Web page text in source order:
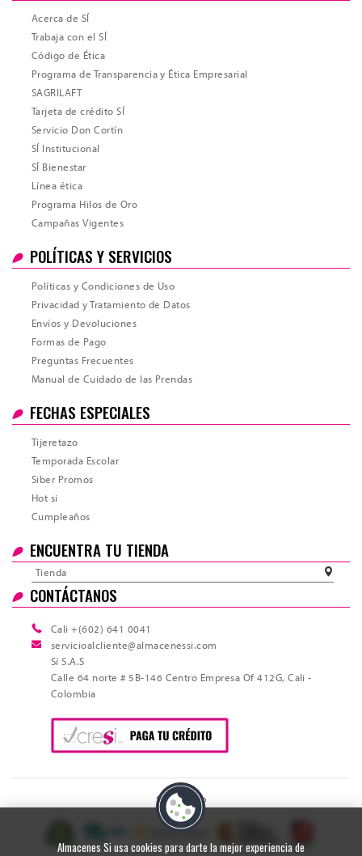
Acerca de SÍ
Trabaja con el SÍ
Código de Ética
Programa de Transparencia y Ética Empresarial
SAGRILAFT
Tarjeta de crédito SÍ
Servicio Don Cortín
SÍ Institucional
SÍ Bienestar
Línea ética
Programa Hilos de Oro
Campañas Vigentes
POLÍTICAS Y SERVICIOS
Políticas y Condiciones de Uso
Privacidad y Tratamiento de Datos
Envíos y Devoluciones
Formas de Pago
Preguntas Frecuentes
Manual de Cuidado de las Prendas
FECHAS ESPECIALES
Tijeretazo
Temporada Escolar
Siber Promos
Hot si
Cumpleaños
ENCUENTRA TU TIENDA
Tienda
CONTÁCTANOS
Cali +(602) 641 0041
servicioalcliente@almacenessi.com
Sí S.A.S
Calle 64 norte # 5B-146 Centro Empresa Of 412G, Cali -
Colombia
Sitio Seguro
Almacenes Si usa cookies para darte la mejor experiencia de